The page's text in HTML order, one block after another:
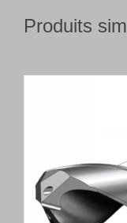
Produits